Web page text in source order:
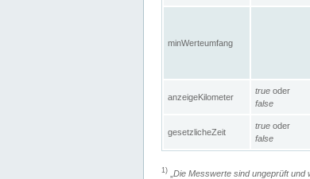
minWerteumfang
anzeigeKilometer
true oder
false
gesetzlicheZeit
true oder
false
1) Die Messwerte sind ungeprüft und